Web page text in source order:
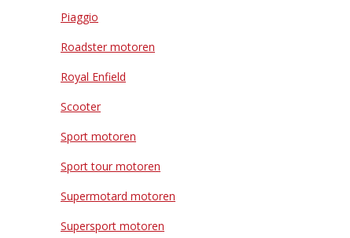
Piaggio
Roadster motoren
Royal Enfield
Scooter
Sport motoren
Sport tour motoren
Supermotard motoren
Supersport motoren